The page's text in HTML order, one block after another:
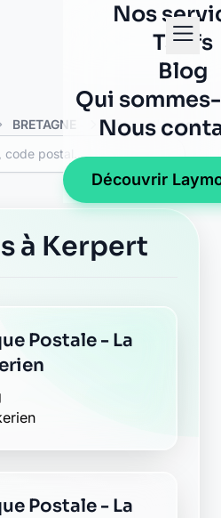
Nos
Tarifs
Blog
Qui
Nous
Découvrir
BRETAGNE Côtes-d'Armor
à Kerpert
Postale - La
Postale - La